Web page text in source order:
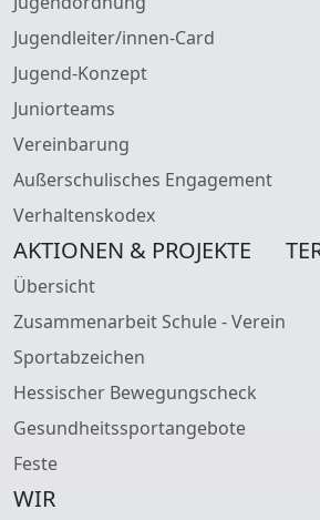
Jugendleiter/innen-Card
Jugend-Konzept
Juniorteams
Vereinbarung
Außerschulisches Engagement
Verhaltenskodex
AKTIONEN & PROJEKTE
Übersicht
Zusammenarbeit Schule - Verein
Sportabzeichen
Hessischer Bewegungscheck
Gesundheitssportangebote
Feste
WIR